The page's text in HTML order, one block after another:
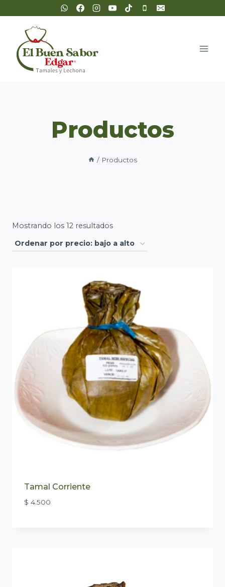
al
contenido
Productos
/ Productos
Mostrando los 12 resultadosOrdenado
por
a
alto
Tamal Corriente
$ 4.500